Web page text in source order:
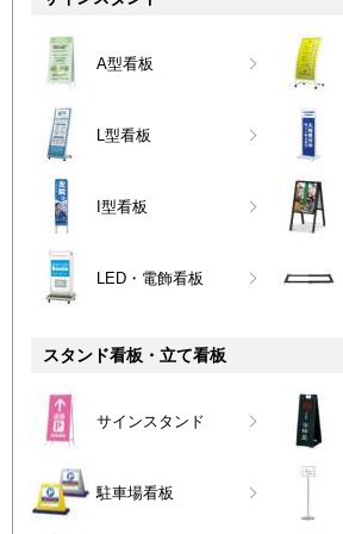
A型看板
L型看板
I型看板
LED・電飾看板
スタンド看板・立て看板
サインスタンド
駐車場看板